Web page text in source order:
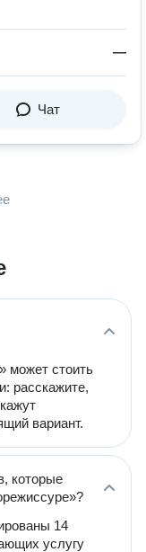
—
Чат
может стоить
расскажите,
вариант.
которые
14
услугу